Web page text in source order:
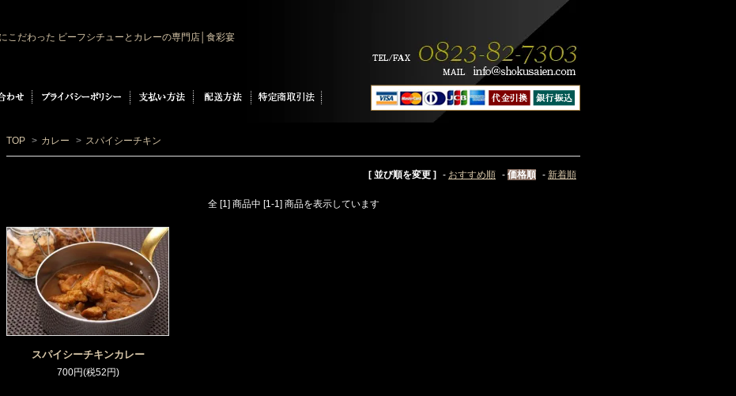
こだわった ビーフシチューとカレーの専門店│食彩宴
TOP > カレー > スパイシーチキン
[ 並び順を変更 ] - おすすめ順 - 価格順 - 新着順
全 [1] 商品中 [1-1] 商品を表示しています
スパイシーチキンカレー
700円(税52円)